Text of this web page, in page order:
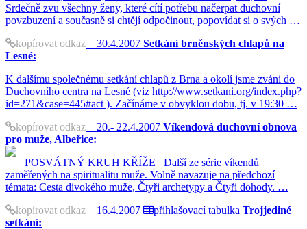
Srdečně zvu všechny ženy, které cítí potřebu načerpat duchovní
povzbuzení a současně si chtějí odpočinout, popovídat si o svých …
kopírovat odkaz 30.4.2007 Setkání brněnských chlapů na
Lesné:
K dalšímu společnému setkání chlapů z Brna a okolí jsme zváni do
Duchovního centra na Lesné (viz http://www.setkani.org/index.php?
id=271&case=445#act ). Začínáme v obvyklou dobu, tj. v 19:30 …
kopírovat odkaz 20.- 22.4.2007 Víkendová duchovní obnova
pro muže, Albeřice:
POSVÁTNÝ KRUH KŘÍŽE Další ze série víkendů
zaměřených na spiritualitu muže. Volně navazuje na předchozí
témata: Cesta divokého muže, Čtyři archetypy a Čtyři dohody. …
kopírovat odkaz 16.4.2007 přihlašovací tabulka Trojjediné
setkání: